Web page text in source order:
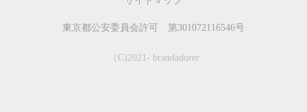
東京都公安委員会許可 第301072116546号
（C)2021- brandadorer